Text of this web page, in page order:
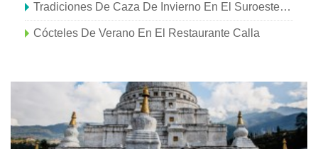
Tradiciones De Caza De Invierno En El Suroeste De Louisiana
Cócteles De Verano En El Restaurante Calla